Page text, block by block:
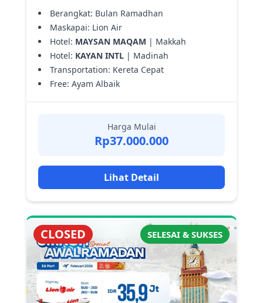
Berangkat: Bulan Ramadhan
Maskapai: Lion Air
Hotel: MAYSAN MAQAM | Makkah
Hotel: KAYAN INTL | Madinah
Transportation: Kereta Cepat
Free: Ayam Albaik
Harga Mulai
Rp37.000.000
Lihat Detail
CLOSED SELESAI & SUKSES